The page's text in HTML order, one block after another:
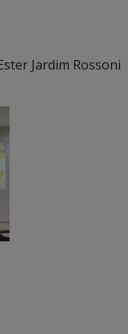
Jardim Rossoni